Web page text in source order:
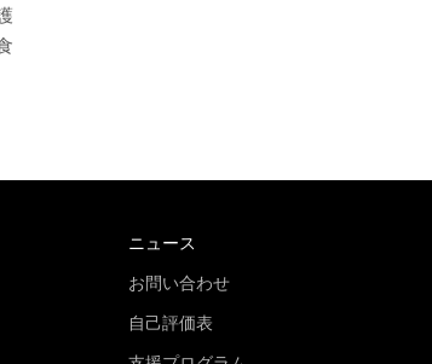
ニュース
お問い合わせ
自己評価表